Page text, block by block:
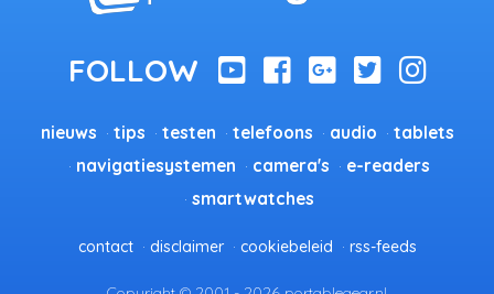
nieuws tips testen telefoons audio
tablets
navigatiesystemen
camera's
e-readers
smartwatches
contact disclaimer cookiebeleid rss-feeds